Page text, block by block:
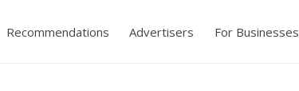
Recommendations Advertisers For Businesses